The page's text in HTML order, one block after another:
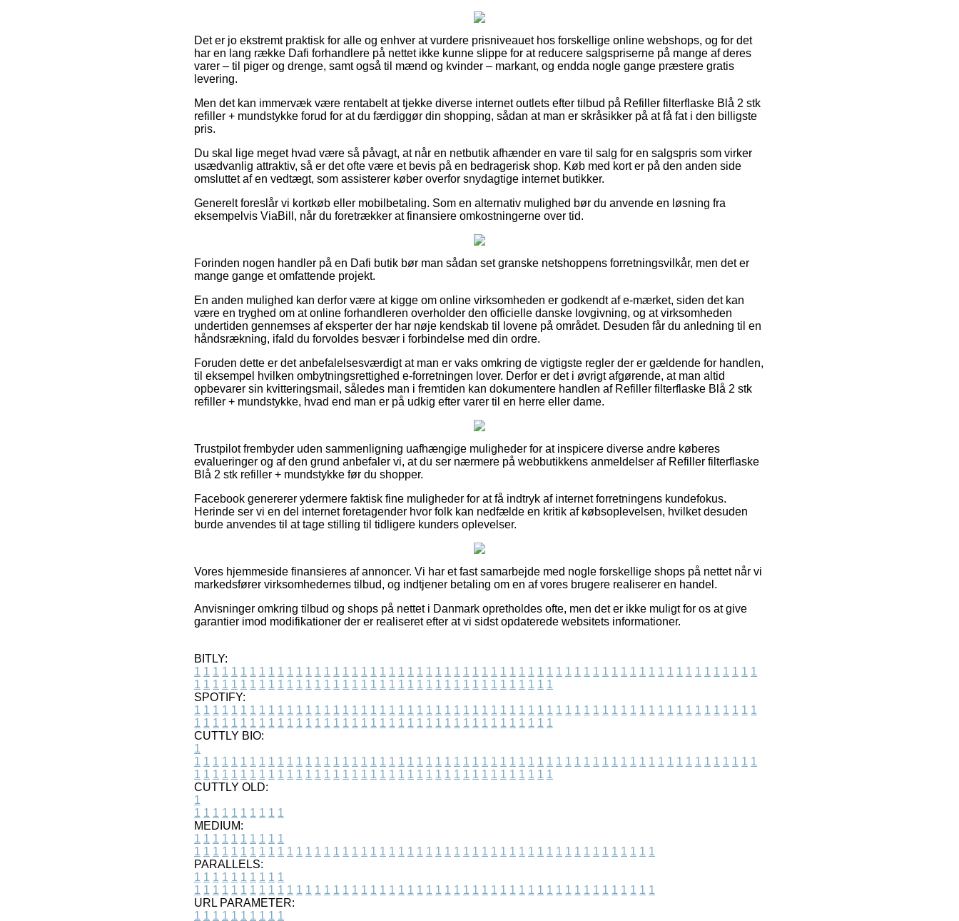
Det er jo ekstremt praktisk for alle og enhver at vurdere prisniveauet hos forskellige online webshops, og for det
har en lang række Dafi forhandlere på nettet ikke kunne slippe for at reducere salgspriserne på mange af deres
varer – til piger og drenge, samt også til mænd og kvinder – markant, og endda nogle gange præstere gratis
levering.
Men det kan immervæk være rentabelt at tjekke diverse internet outlets efter tilbud på Refiller filterflaske Blå 2 stk
refiller + mundstykke forud for at du færdiggør din shopping, sådan at man er skråsikker på at få fat i den billigste
pris.
Du skal lige meget hvad være så påvagt, at når en netbutik afhænder en vare til salg for en salgspris som virker
usædvanlig attraktiv, så er det ofte være et bevis på en bedragerisk shop. Køb med kort er på den anden side
omsluttet af en vedtægt, som assisterer køber overfor snydagtige internet butikker.
Generelt foreslår vi kortkøb eller mobilbetaling. Som en alternativ mulighed bør du anvende en løsning fra
eksempelvis ViaBill, når du foretrækker at finansiere omkostningerne over tid.
Forinden nogen handler på en Dafi butik bør man sådan set granske netshoppens forretningsvilkår, men det er
mange gange et omfattende projekt.
En anden mulighed kan derfor være at kigge om online virksomheden er godkendt af e-mærket, siden det kan
være en tryghed om at online forhandleren overholder den officielle danske lovgivning, og at virksomheden
undertiden gennemses af eksperter der har nøje kendskab til lovene på området. Desuden får du anledning til en
håndsrækning, ifald du forvoldes besvær i forbindelse med din ordre.
Foruden dette er det anbefalelsesværdigt at man er vaks omkring de vigtigste regler der er gældende for handlen,
til eksempel hvilken ombytningsrettighed e-forretningen lover. Derfor er det i øvrigt afgørende, at man altid
opbevarer sin kvitteringsmail, således man i fremtiden kan dokumentere handlen af Refiller filterflaske Blå 2 stk
refiller + mundstykke, hvad end man er på udkig efter varer til en herre eller dame.
Trustpilot frembyder uden sammenligning uafhængige muligheder for at inspicere diverse andre køberes
evalueringer og af den grund anbefaler vi, at du ser nærmere på webbutikkens anmeldelser af Refiller filterflaske
Blå 2 stk refiller + mundstykke før du shopper.
Facebook genererer ydermere faktisk fine muligheder for at få indtryk af internet forretningens kundefokus.
Herinde ser vi en del internet foretagender hvor folk kan nedfælde en kritik af købsoplevelsen, hvilket desuden
burde anvendes til at tage stilling til tidligere kunders oplevelser.
Vores hjemmeside finansieres af annoncer. Vi har et fast samarbejde med nogle forskellige shops på nettet når vi
markedsfører virksomhedernes tilbud, og indtjener betaling om en af vores brugere realiserer en handel.
Anvisninger omkring tilbud og shops på nettet i Danmark opretholdes ofte, men det er ikke muligt for os at give
garantier imod modifikationer der er realiseret efter at vi sidst opdaterede websitets informationer.
BITLY:
1 1 1 1 1 1 1 1 1 1 1 1 1 1 1 1 1 1 1 1 1 1 1 1 1 1 1 1 1 1 1 1 1 1 1 1 1 1 1 1 1 1 1 1 1 1 1 1 1 1 1 1 1 1 1 1 1 1 1 1 1
1 1 1 1 1 1 1 1 1 1 1 1 1 1 1 1 1 1 1 1 1 1 1 1 1 1 1 1 1 1 1 1 1 1 1 1 1 1 1
SPOTIFY:
1 1 1 1 1 1 1 1 1 1 1 1 1 1 1 1 1 1 1 1 1 1 1 1 1 1 1 1 1 1 1 1 1 1 1 1 1 1 1 1 1 1 1 1 1 1 1 1 1 1 1 1 1 1 1 1 1 1 1 1 1
1 1 1 1 1 1 1 1 1 1 1 1 1 1 1 1 1 1 1 1 1 1 1 1 1 1 1 1 1 1 1 1 1 1 1 1 1 1 1
CUTTLY BIO:
1
1 1 1 1 1 1 1 1 1 1 1 1 1 1 1 1 1 1 1 1 1 1 1 1 1 1 1 1 1 1 1 1 1 1 1 1 1 1 1 1 1 1 1 1 1 1 1 1 1 1 1 1 1 1 1 1 1 1 1 1 1
1 1 1 1 1 1 1 1 1 1 1 1 1 1 1 1 1 1 1 1 1 1 1 1 1 1 1 1 1 1 1 1 1 1 1 1 1 1 1
CUTTLY OLD:
1
1 1 1 1 1 1 1 1 1 1
MEDIUM:
1 1 1 1 1 1 1 1 1 1
1 1 1 1 1 1 1 1 1 1 1 1 1 1 1 1 1 1 1 1 1 1 1 1 1 1 1 1 1 1 1 1 1 1 1 1 1 1 1 1 1 1 1 1 1 1 1 1 1 1
PARALLELS:
1 1 1 1 1 1 1 1 1 1
1 1 1 1 1 1 1 1 1 1 1 1 1 1 1 1 1 1 1 1 1 1 1 1 1 1 1 1 1 1 1 1 1 1 1 1 1 1 1 1 1 1 1 1 1 1 1 1 1 1
URL PARAMETER:
1 1 1 1 1 1 1 1 1 1